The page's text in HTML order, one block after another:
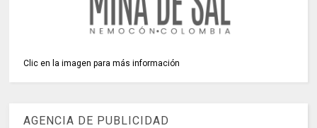
Clic en la imagen para más información
AGENCIA DE PUBLICIDAD